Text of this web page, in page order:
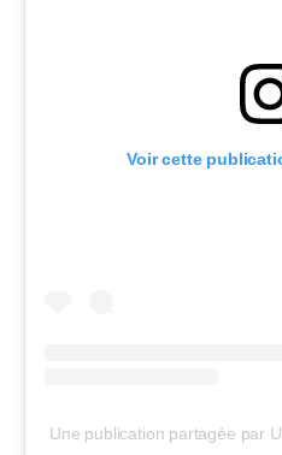
Voir cette